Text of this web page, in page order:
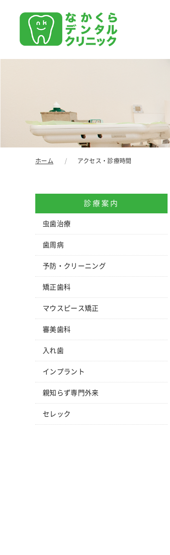
ホーム アクセス・診療時間
診療案内
虫歯治療
歯周病
予防・クリーニング
矯正歯科
マウスピース矯正
審美歯科
入れ歯
インプラント
親知らず専門外来
セレック